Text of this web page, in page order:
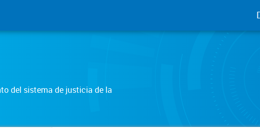
del sistema de justicia de la